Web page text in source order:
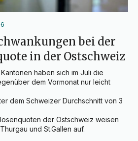
bei der
in der Ostschweiz
haben sich im Juli die
dem Vormonat nur leicht
dem Schweizer Durchschnitt von 3
der Ostschweiz weisen
und St.Gallen auf.